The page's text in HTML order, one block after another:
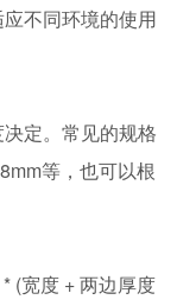
不同环境的使用
定。常见的规格
等，也可以根
(宽度 + 两边厚度